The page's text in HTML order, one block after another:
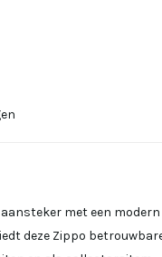
met een
deze Zippo